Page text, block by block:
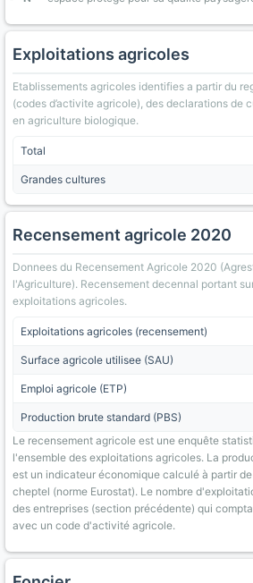
Exploitations agricoles
Etablissements agricoles identifies a partir du
(codes d’activite agricole), des declarations de
en agriculture biologique.
Total
Grandes cultures
Recensement agricole 2020
Donnees du Recensement Agricole 2020
l'Agriculture). Recensement decennal portant
exploitations agricoles.
Exploitations agricoles (recensement)
Surface agricole utilisee (SAU)
Emploi agricole (ETP)
Production brute standard (PBS)
Le recensement agricole est une enquête
l'ensemble des exploitations agricoles. La
est un indicateur économique calculé à partir
cheptel (norme Eurostat). Le nombre
des entreprises (section précédente) qui
avec un code d'activité agricole.